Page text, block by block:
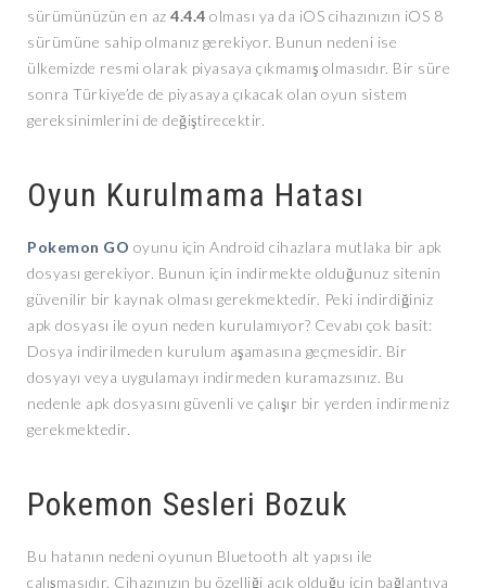
sürümünüzün en az 4.4.4 olması ya da iOS cihazınızın iOS 8
sürümüne sahip olmanız gerekiyor. Bunun nedeni ise
ülkemizde resmi olarak piyasaya çıkmamış olmasıdır. Bir süre
sonra Türkiye’de de piyasaya çıkacak olan oyun sistem
gereksinimlerini de değiştirecektir.
Oyun Kurulmama Hatası
Pokemon GO oyunu için Android cihazlara mutlaka bir apk
dosyası gerekiyor. Bunun için indirmekte olduğunuz sitenin
güvenilir bir kaynak olması gerekmektedir. Peki indirdiğiniz
apk dosyası ile oyun neden kurulamıyor? Cevabı çok basit:
Dosya indirilmeden kurulum aşamasına geçmesidir. Bir
dosyayı veya uygulamayı indirmeden kuramazsınız. Bu
nedenle apk dosyasını güvenli ve çalışır bir yerden indirmeniz
gerekmektedir.
Pokemon Sesleri Bozuk
Bu hatanın nedeni oyunun Bluetooth alt yapısı ile
çalışmasıdır. Cihazınızın bu özelliği açık olduğu için bağlantıya